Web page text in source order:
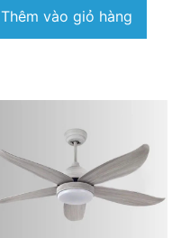
Thêm vào giỏ hàng